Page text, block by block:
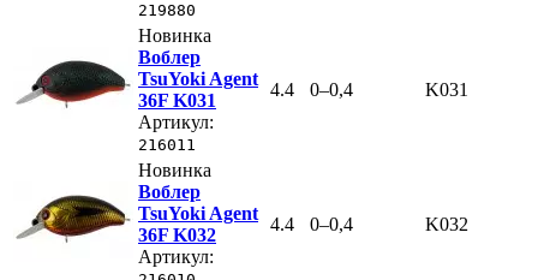
219880
Новинка
Воблер
TsuYoki Agent
36F K031
Артикул:
216011
4.4 0–0,4 K031
Новинка
Воблер
TsuYoki Agent
36F K032
Артикул:
4.4 0–0,4 K032